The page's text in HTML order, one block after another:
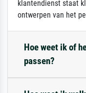
klantendienst staat
ontwerpen van het
Hoe weet ik of
passen?